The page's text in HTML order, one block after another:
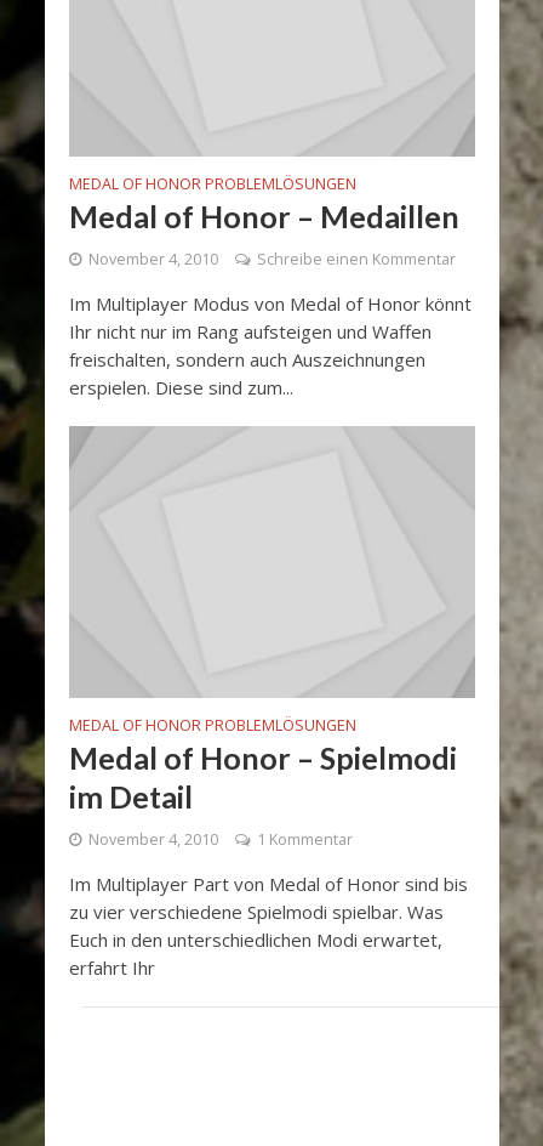
MEDAL OF HONOR PROBLEMLÖSUNGEN
Medal of Honor – Medaillen
November 4, 2010 Schreibe einen Kommentar
Im Multiplayer Modus von Medal of Honor könnt
Ihr nicht nur im Rang aufsteigen und Waffen
freischalten, sondern auch Auszeichnungen
erspielen. Diese sind zum...
MEDAL OF HONOR PROBLEMLÖSUNGEN
Medal of Honor – Spielmodi
im Detail
November 4, 2010 1 Kommentar
Im Multiplayer Part von Medal of Honor sind bis
zu vier verschiedene Spielmodi spielbar. Was
Euch in den unterschiedlichen Modi erwartet,
erfahrt Ihr